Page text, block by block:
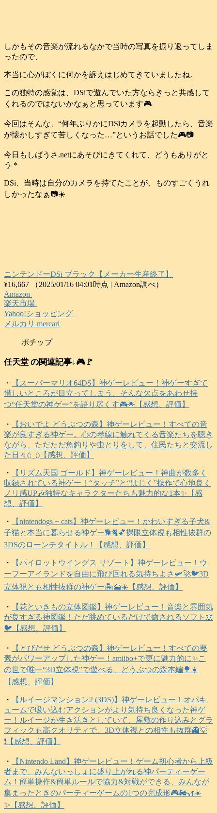
しかもその音楽が流れるなかで当時の写真を振り返ってしま
ったので、
本当に心がぼくに何かを訴えはじめてきていましたね。
この独特の感覚は、DSiで遊んでいた方ならきっと共感して
くれるのではないかなぁと思っています🎮️
今回はそんな、“何年ぶりかにDSiカメラを起動したら、音楽
が懐かしすぎて苦しくなった…”というお話でした🎮️📷️
今日もしばうさ.netにあそびにきてくれて、どうもありがと
う＊
DSi、当時は自分のカメラを持てたことが、ものすごくうれ
しかったなぁ📷️☀️
ニンテンドーDSi ブラック【メーカー生産終了】
¥16,667
（2025/01/16 04:01時点 | Amazon調べ）
Amazon
楽天市場
Yahoo!ショッピング
メルカリ mercari
ポチップ
任天堂 の関連記事↓🎮️🚩
・
【スーパーマリオ64DS】神ゲーレビュー！神ゲーすぎて
惜しいところが目立ってしまう、そんな欠点をあわせ持
つ“任天堂の神ゲー”を語り尽くす🎮️🌟【感想、評価】
・
【おいでよ どうぶつの森】神ゲーレビュー！すべての音
楽が良すぎる神ゲー。心の琴線に触れてくる音楽たちを聴き
ながら、ただただ魚釣りや虫とりをして、住民たちと交流し
た日々(;_;)【感想、評価】
・
【リズム天国 ゴールド】神ゲーレビュー！神曲が数多く
収録されている神ゲー！“タッチ”と“はじく”操作で心地良く
ノリ感UP🎶独特なキャラクターたちも魅力的な1本✨【感
想、評価】
・
【nintendogs + cats】神ゲーレビュー！かわいすぎる子犬&
子猫と本当に暮らせる神ゲー🐕️🐈️💕裸眼立体視も相性抜群の
3DSのローンチタイトル！【感想、評価】
・
【パイロットウイングス リゾート】神ゲーレビュー！ウ
ーフーアイランドを自由に飛び回れる気持ちよさ🛩️🚀🐦️3D
立体視とも相性抜群の神ゲー🏝️🗻☀️【感想、評価】
・
【花といきもの立体図鑑】神ゲーレビュー！音楽と雰囲気
が良すぎる神図鑑！ただ眺めているだけで癒されるソフト🌼
🐦️【感想、評価】
・
【とびだせ どうぶつの森】神ゲーレビュー！すべての要
素がパワーアップした神ゲー！amiibo+で更に魅力的に✨こ
の世で唯一“3D立体視”で遊べる、どうぶつの森本編🌳☀️
【感想、評価】
・
【ルイージマンション2 (3DS)】神ゲーレビュー！オバキ
ュームで吸い込むアクションがより気持ち良くなった神ゲ
ー！ルイージが生き活きとしていて、屋敷の作り込みとグラ
フィックも高クオリティで、3D立体視との相性も抜群👻💡
❗️【感想、評価】
・
【Nintendo Land】神ゲーレビュー！ゲーム初心者から上級
者まで、みんないっしょに盛り上がれる神パーティーゲー
ム！簡単操作&簡単ルールで協力&対戦ができる、みんなが
集まったときのパーティーゲームの1つの完成形🎮️🚂🎢☀️
✨【感想、評価】